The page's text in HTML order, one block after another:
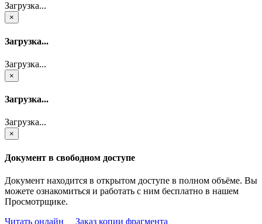
Загрузка...
×
Загрузка...
Загрузка...
×
Загрузка...
Загрузка...
×
Документ в свободном доступе
Документ находится в открытом доступе в полном объёме. Вы
можете ознакомиться и работать с ним бесплатно в нашем
Просмотрщике.
Читать онлайн
Заказ копии фрагмента